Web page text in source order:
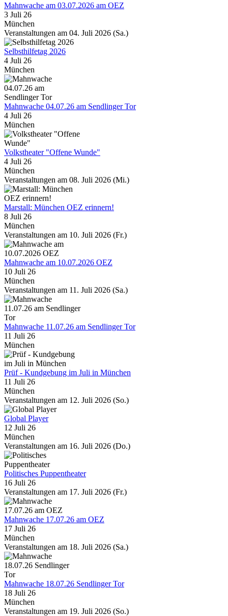
Mahnwache am 03.07.2026 am OEZ
3 Juli 26
München
Veranstaltungen am 04. Juli 2026 (Sa.)
Selbsthilfetag 2026
4 Juli 26
München
Mahnwache 04.07.26 am Sendlinger Tor
4 Juli 26
München
Volkstheater "Offene Wunde"
4 Juli 26
München
Veranstaltungen am 08. Juli 2026 (Mi.)
Marstall: München OEZ erinnern!
8 Juli 26
München
Veranstaltungen am 10. Juli 2026 (Fr.)
Mahnwache am 10.07.2026 OEZ
10 Juli 26
München
Veranstaltungen am 11. Juli 2026 (Sa.)
Mahnwache 11.07.26 am Sendlinger Tor
11 Juli 26
München
Prüf - Kundgebung im Juli in München
11 Juli 26
München
Veranstaltungen am 12. Juli 2026 (So.)
Global Player
12 Juli 26
München
Veranstaltungen am 16. Juli 2026 (Do.)
Politisches Puppentheater
16 Juli 26
Veranstaltungen am 17. Juli 2026 (Fr.)
Mahnwache 17.07.26 am OEZ
17 Juli 26
München
Veranstaltungen am 18. Juli 2026 (Sa.)
Mahnwache 18.07.26 Sendlinger Tor
18 Juli 26
München
Veranstaltungen am 19. Juli 2026 (So.)